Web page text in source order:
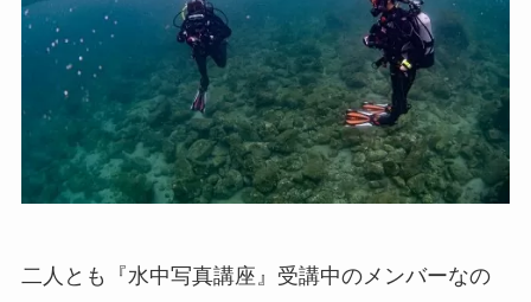
二人とも『水中写真講座』受講中のメンバーなの